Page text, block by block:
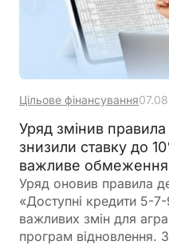
Цільове фінансування
Уряд змінив
знизили ставку до
важливе обмеження
Уряд оновив правила
«Доступні кредити 5-
важливих змін для
програм відновлення.